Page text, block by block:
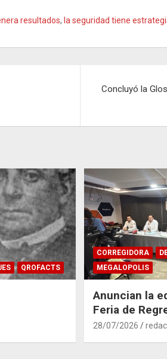
resultados, la seguridad tiene
Concluyó la
QROFACTS
CORREGIDORA
MEGALOPOLIS
Anuncian la
Feria de
Corregidora
28/07/2026